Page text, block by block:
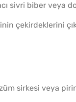
sivri biber veya
çekirdeklerini
sirkesi veya